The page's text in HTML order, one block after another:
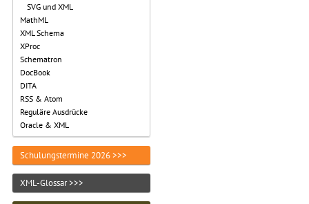
SVG und XML
MathML
XML Schema
XProc
Schematron
DocBook
DITA
RSS & Atom
Reguläre Ausdrücke
Oracle & XML
Schulungstermine 2026 >>>
XML-Glossar >>>